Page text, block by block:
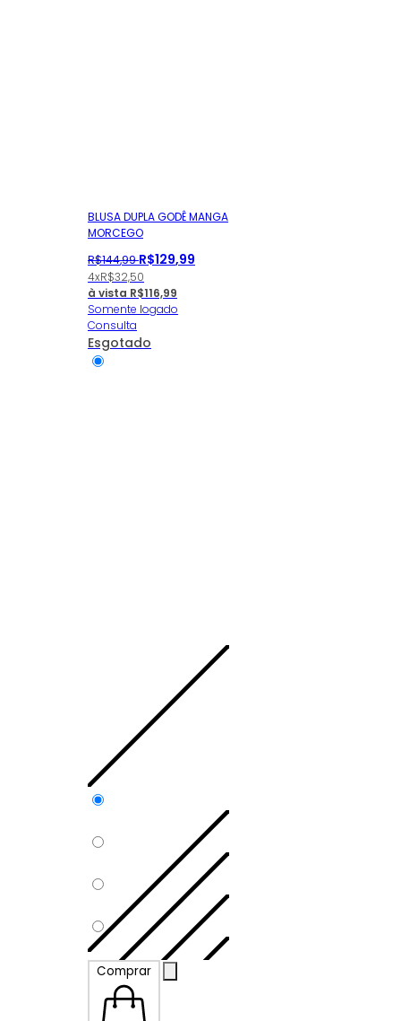
BLUSA DUPLA GODÊ MANGA
MORCEGO
R$144,99 R$129,99
4xR$32,50
à vista R$116,99
Somente logado
Consulta
Esgotado
P Comprar